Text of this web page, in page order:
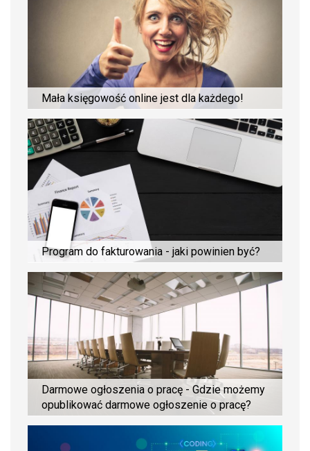
Mała księgowość online jest dla każdego!
Program do fakturowania - jaki powinien być?
Darmowe ogłoszenia o pracę - Gdzie możemy
opublikować darmowe ogłoszenie o pracę?